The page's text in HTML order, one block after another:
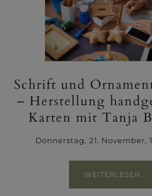
Schrift und
– Herstellung
Karten mit Tanja
Donnerstag, 21. November,
WEITERLESEN